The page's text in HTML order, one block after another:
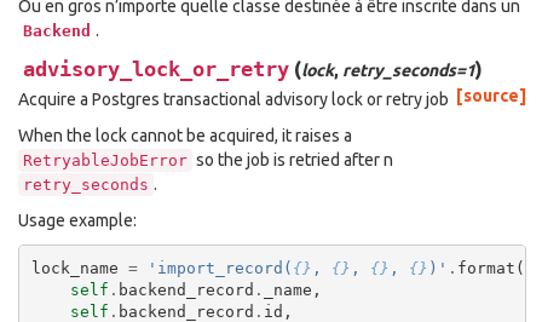
Ou en gros n’importe quelle classe destinée à être inscrite dans un
Backend .
advisory_lock_or_retry (lock, retry_seconds=1)
[source]
Acquire a Postgres transactional advisory lock or retry job
When the lock cannot be acquired, it raises a
RetryableJobError so the job is retried after n
retry_seconds .
Usage example:
lock_name = 'import_record( {} , {} , {} , {} )' . format (
self . backend_record . _name ,
self . backend_record . id ,